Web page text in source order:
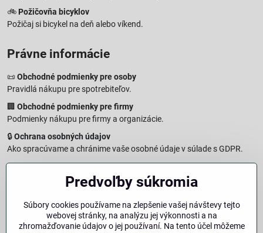
🚲 Požičovňa bicyklov
Požičaj si bicykel na deň alebo víkend.
Právne informácie
📜 Obchodné podmienky pre osoby
Pravidlá nákupu pre spotrebiteľov.
🏢 Obchodné podmienky pre firmy
Podmienky nákupu pre firmy a organizácie.
🔒Ochrana osobných údajov
Ako spracúvame a chránime vaše osobné údaje v súlade s GDPR.
🧾Reklamačný formulár
Jednoduché podanie reklamácie
Vzorový formulár pre odstúpenie od zmluvy a vrátenie tovaru.
Právna doložka – Autorské práva
Predvoľby súkromia
Súbory cookies používame na zlepšenie vašej návštevy tejto
webovej stránky, na analýzu jej výkonnosti a na
zhromažďovanie údajov o jej používaní. Na tento účel môžeme